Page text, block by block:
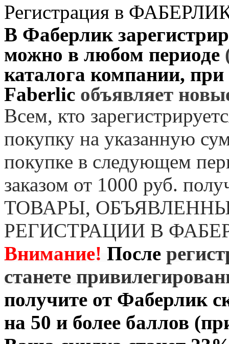
Регистрация в
В Фаберлик
можно в любом периоде
каталога компании,
Faberlic объявляет
Всем, кто
покупку на указанную
покупке в следующем
заказом от 1000 руб.
ТОВАРЫ,
РЕГИСТРАЦИИ В
Внимание! После
станете
получите от Фаберлик
на 50 и более баллов